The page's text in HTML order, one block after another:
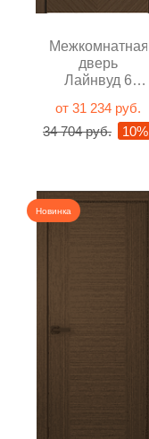
Межкомнатная
дверь
Лайнвуд 6
от 31 234 руб.
34 704 руб.
10%
Новинка